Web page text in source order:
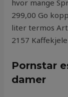
hvor mange
299,00 Go
liter termos
2157
Pornstar
damer